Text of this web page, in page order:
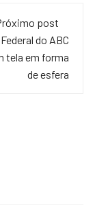
post
do ABC
tela em forma
de esfera